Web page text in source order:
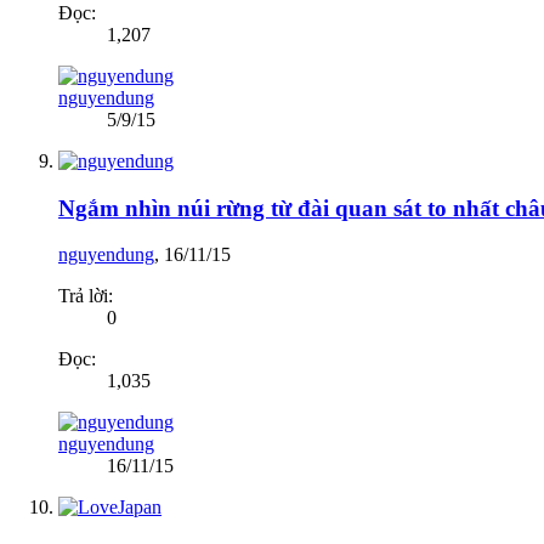
Đọc:
1,207
nguyendung
5/9/15
Ngắm nhìn núi rừng từ đài quan sát to nhất
nguyendung, 16/11/15
Trả lời:
0
Đọc:
1,035
nguyendung
16/11/15